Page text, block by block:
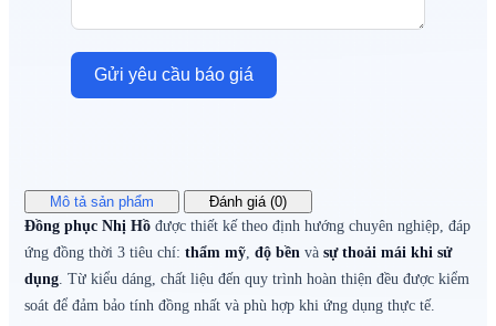
Gửi yêu cầu báo giá
Mô tả sản phẩm
Đánh giá (0)
Đồng phục Nhị Hồ được thiết kế theo định hướng chuyên nghiệp, đáp
ứng đồng thời 3 tiêu chí: thẩm mỹ, độ bền và sự thoải mái khi sử
dụng. Từ kiểu dáng, chất liệu đến quy trình hoàn thiện đều được kiểm
soát để đảm bảo tính đồng nhất và phù hợp khi ứng dụng thực tế.